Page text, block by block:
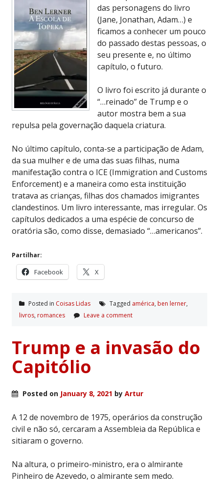
das personagens do livro
(Jane, Jonathan, Adam…) e
ficamos a conhecer um pouco
do passado destas pessoas, o
seu presente e, no último
capítulo, o futuro.
O livro foi escrito já durante o
“…reinado” de Trump e o
autor mostra bem a sua
repulsa pela governação daquela criatura.
No último capítulo, conta-se a participação de Adam,
da sua mulher e de uma das suas filhas, numa
manifestação contra o ICE (Immigration and Customs
Enforcement) e a maneira como esta instituição
tratava as crianças, filhas dos chamados imigrantes
clandestinos. Um livro interessante, mas irregular. Os
capítulos dedicados a uma espécie de concurso de
oratória são, como disse, demasiado “…americanos”.
Partilhar:
Facebook X
Posted in Coisas Lidas Tagged américa, ben lerner,
livros, romances Leave a comment
Trump e a invasão do
Capitólio
Posted on January 8, 2021 by Artur
A 12 de novembro de 1975, operários da construção
civil e não só, cercaram a Assembleia da República e
sitiaram o governo.
Na altura, o primeiro-ministro, era o almirante
Pinheiro de Azevedo, o almirante sem medo.